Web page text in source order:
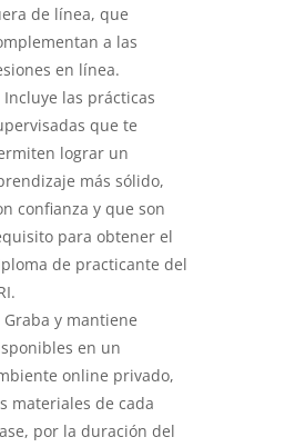
de línea, que
a las
en línea.
Incluye las prácticas
que te
lograr un
más sólido,
confianza y que son
para obtener el
de practicante del
Graba y mantiene
en un
online privado,
materiales de cada
por la duración del